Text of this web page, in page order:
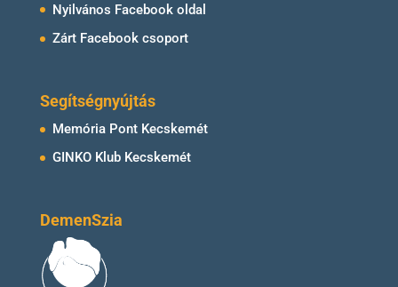
Nyilvános Facebook oldal
Zárt Facebook csoport
Segítségnyújtás
Memória Pont Kecskemét
GINKO Klub Kecskemét
DemenSzia